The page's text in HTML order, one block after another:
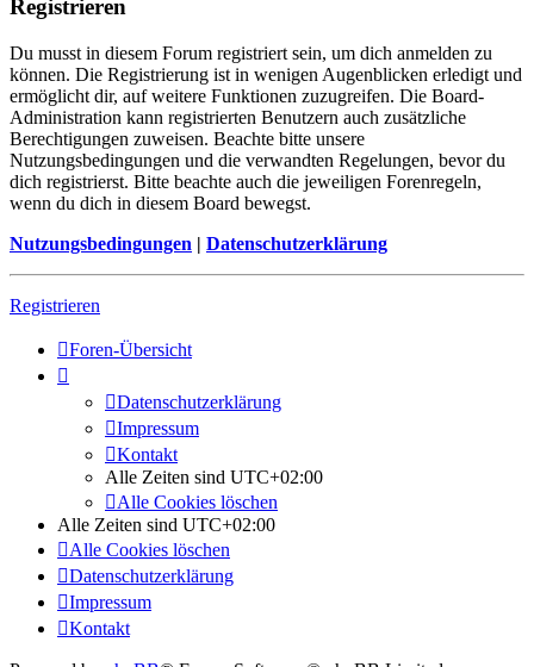
Registrieren
Du musst in diesem Forum registriert sein, um dich anmelden zu
können. Die Registrierung ist in wenigen Augenblicken erledigt und
ermöglicht dir, auf weitere Funktionen zuzugreifen. Die Board-
Administration kann registrierten Benutzern auch zusätzliche
Berechtigungen zuweisen. Beachte bitte unsere
Nutzungsbedingungen und die verwandten Regelungen, bevor du
dich registrierst. Bitte beachte auch die jeweiligen Forenregeln,
wenn du dich in diesem Board bewegst.
Nutzungsbedingungen | Datenschutzerklärung
Registrieren
Foren-Übersicht
Datenschutzerklärung
Impressum
Kontakt
Alle Zeiten sind UTC+02:00
Alle Cookies löschen
Alle Zeiten sind UTC+02:00
Alle Cookies löschen
Datenschutzerklärung
Impressum
Kontakt